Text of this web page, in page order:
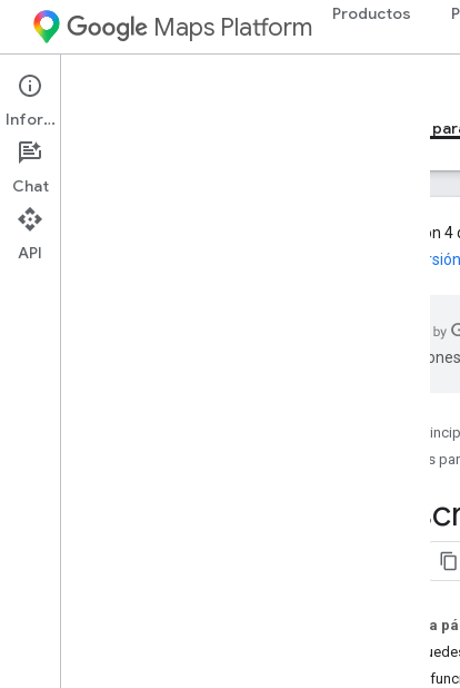
Maps Platform Productos
Web Services
Guías para desarrolladores de la versión 4
Guías
La versión
3 a la
Página
Guías
En esta
Qué
Cómo
Información
Chat
API